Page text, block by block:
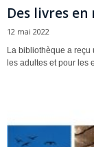
Des livres
12 mai 2022
La bibliothèque a
les adultes et pour les